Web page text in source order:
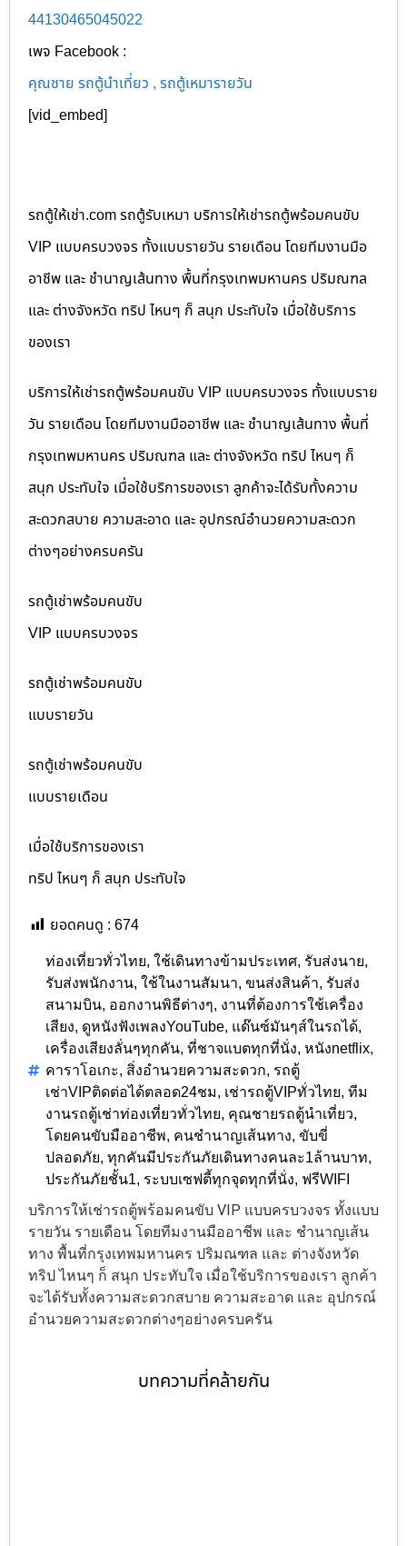
44130465045022
เพจ Facebook :
คุณชาย รถตู้นำเที่ยว , รถตู้เหมารายวัน
[vid_embed]
รถตู้ให้เช่า.com รถตู้รับเหมา บริการให้เช่ารถตู้พร้อมคนขับ
VIP แบบครบวงจร ทั้งแบบรายวัน รายเดือน โดยทีมงานมือ
อาชีพ และ ชำนาญเส้นทาง พื้นที่กรุงเทพมหานคร ปริมณฑล
และ ต่างจังหวัด ทริป ไหนๆ ก็ สนุก ประทับใจ เมื่อใช้บริการ
ของเรา
บริการให้เช่ารถตู้พร้อมคนขับ VIP แบบครบวงจร ทั้งแบบราย
วัน รายเดือน โดยทีมงานมืออาชีพ และ ชำนาญเส้นทาง พื้นที่
กรุงเทพมหานคร ปริมณฑล และ ต่างจังหวัด ทริป ไหนๆ ก็
สนุก ประทับใจ เมื่อใช้บริการของเรา ลูกค้าจะได้รับทั้งความ
สะดวกสบาย ความสะอาด และ อุปกรณ์อำนวยความสะดวก
ต่างๆอย่างครบครัน
รถตู้เช่าพร้อมคนขับ
VIP แบบครบวงจร
รถตู้เช่าพร้อมคนขับ
แบบรายวัน
รถตู้เช่าพร้อมคนขับ
แบบรายเดือน
เมื่อใช้บริการของเรา
ทริป ไหนๆ ก็ สนุก ประทับใจ
ยอดคนดู : 674
ท่องเที่ยวทั่วไทย, ใช้เดินทางข้ามประเทศ, รับส่งนาย,
รับส่งพนักงาน, ใช้ในงานสัมนา, ขนส่งสินค้า, รับส่ง
สนามบิน, ออกงานพิธีต่างๆ, งานที่ต้องการใช้เครื่อง
เสียง, ดูหนังฟังเพลงYouTube, แด๊นซ์มันๆส์ในรถได้,
เครื่องเสียงลั่นๆทุกคัน, ที่ชาจแบตทุกที่นั่ง, หนังnetflix,
คาราโอเกะ, สิ่งอำนวยความสะดวก, รถตู้
เช่าVIPติดต่อได้ตลอด24ชม, เช่ารถตู้VIPทั่วไทย, ทีม
งานรถตู้เช่าท่องเที่ยวทั่วไทย, คุณชายรถตู้นำเที่ยว,
โดยคนขับมืออาชีพ, คนชำนาญเส้นทาง, ขับขี่
ปลอดภัย, ทุกคันมีประกันภัยเดินทางคนละ1ล้านบาท,
ประกันภัยชั้น1, ระบบเซฟตี้ทุกจุดทุกที่นั่ง, ฟรีWIFI
บริการให้เช่ารถตู้พร้อมคนขับ VIP แบบครบวงจร ทั้งแบบ
รายวัน รายเดือน โดยทีมงานมืออาชีพ และ ชำนาญเส้น
ทาง พื้นที่กรุงเทพมหานคร ปริมณฑล และ ต่างจังหวัด
ทริป ไหนๆ ก็ สนุก ประทับใจ เมื่อใช้บริการของเรา ลูกค้า
จะได้รับทั้งความสะดวกสบาย ความสะอาด และ อุปกรณ์
อำนวยความสะดวกต่างๆอย่างครบครัน
บทความที่คล้ายกัน